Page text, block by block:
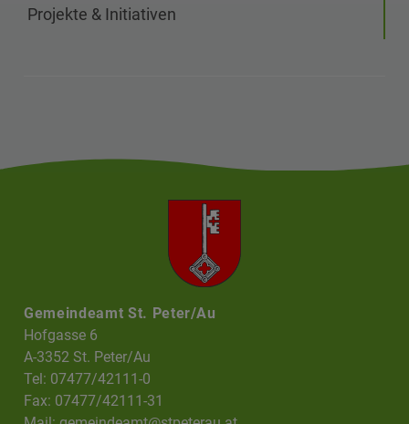
Projekte & Initiativen
Gemeindeamt St. Peter/Au
Hofgasse 6
A-3352 St. Peter/Au
Tel: 07477/42111-0
Fax: 07477/42111-31